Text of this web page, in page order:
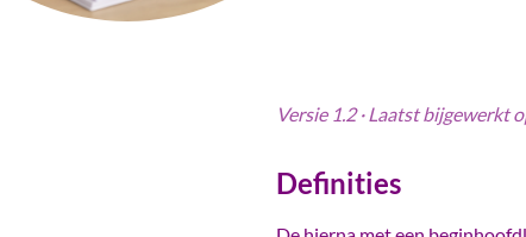
Versie 1.2 · Laatst bijgewerkt
Definities